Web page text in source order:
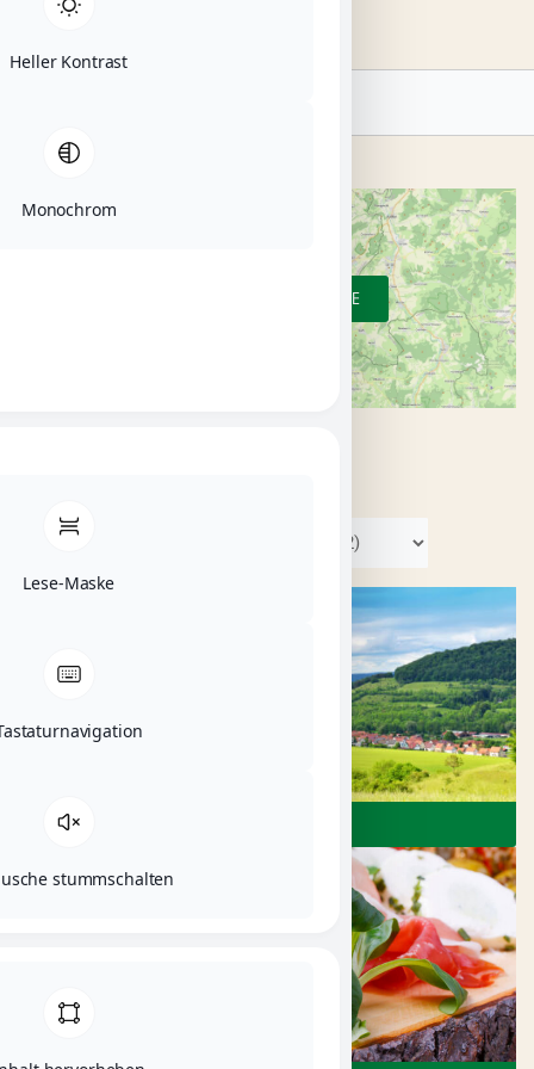
ZUR ÜBERSICHTSKARTE
Heller Kontrast
Monochrom
Lese-Maske
stummschalten